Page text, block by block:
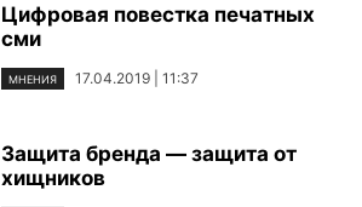
Цифровая повестка печатных
сми
МНЕНИЯ 17.04.2019 | 11:37
Защита бренда — защита от
хищников